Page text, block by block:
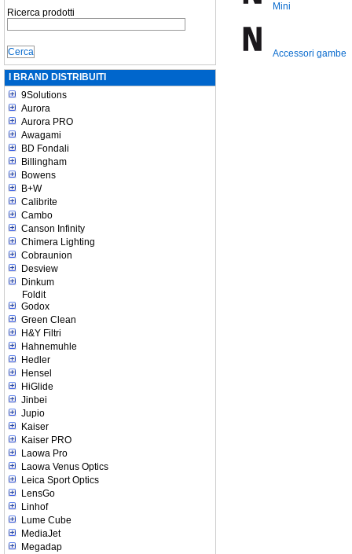
Ricerca prodotti
I BRAND DISTRIBUITI
9Solutions
Aurora
Aurora PRO
Awagami
BD Fondali
Billingham
Bowens
B+W
Calibrite
Cambo
Canson Infinity
Chimera Lighting
Cobraunion
Desview
Dinkum
Foldit
Godox
Green Clean
H&Y Filtri
Hahnemuhle
Hedler
Hensel
HiGlide
Jinbei
Jupio
Kaiser
Kaiser PRO
Laowa Pro
Laowa Venus Optics
Leica Sport Optics
LensGo
Linhof
Lume Cube
MediaJet
Megadap
Mini
Accessori gambe